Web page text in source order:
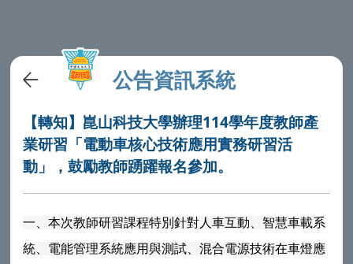
公告資訊系統
【轉知】崑山科技大學辦理114學年度教師產
業研習「電動車核心技術應用實務研習活
動」，鼓勵教師踴躍報名參加。
一、本次教師研習課程特別針對人車互動、智慧車載系
統、電能管理系統應用與測試、混合電源技術在車燈應